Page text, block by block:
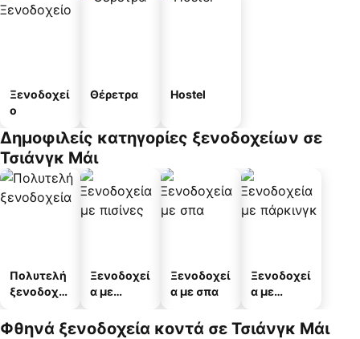
Ξενοδοχεί
ο
Θέρετρα Hostel
Δημοφιλείς κατηγορίες ξενοδοχείων σε
Τσιάνγκ Μάι
Πολυτελή
ξενοδοχεί
Ξενοδοχεί
α με
Ξενοδοχεί
α με σπα
Ξενοδοχεί
α με
Φθηνά ξενοδοχεία κοντά σε Τσιάνγκ Μάι